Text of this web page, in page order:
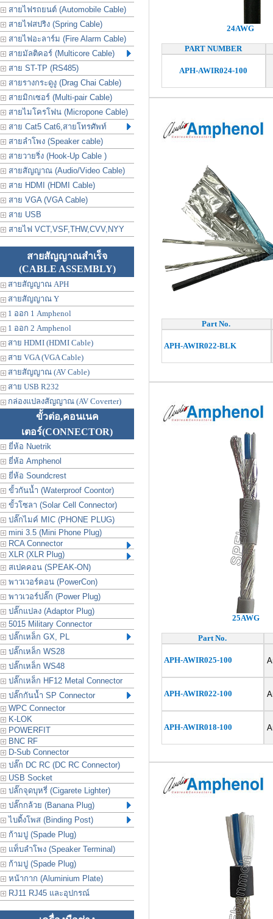
สายไฟรถยนต์ (Automobile Cable)
สายไฟสปริง (Spring Cable)
สายไฟอะลาร์ม (Fire Alarm Cable)
สายมัลติคอร์ (Multicore Cable)
สาย ST-TP (RS485)
สายรางกระดูงู (Drag Chai Cable)
สายมิกเซอร์ (Multi-pair Cable)
สายไมโครโฟน (Micropone Cable)
สาย Cat5 Cat6,สายโทรศัพท์
สายลำโพง (Speaker cable)
สายวายริ่ง (Hook-Up Cable )
สายสัญญาณ (Audio/Video Cable)
สาย HDMI (HDMI Cable)
สาย VGA (VGA Cable)
สาย USB
สายไฟ VCT,VSF,THW,CVV,NYY
สายสัญญาณสำเร็จ
(CABLE ASSEMBLY)
สายสัญญาณ APH
สายสัญญาณ Y
1 ออก 1 Amphenol
1 ออก 2 Amphenol
สาย HDMI (HDMI Cable)
สาย VGA (VGA Cable)
สายสัญญาณ (AV Cable)
สาย USB R232
กล่องแปลงสัญญาณ (AV Coverter)
ขั้วต่อ,คอนเนค
เตอร์(CONNECTOR)
ยี่ห้อ Nuetrik
ยี่ห้อ Amphenol
ยี่ห้อ Soundcrest
ขั้วกันน้ำ (Waterproof Coontor)
ขั้วโซลา (Solar Cell Connector)
ปลั๊กไมค์ MIC (PHONE PLUG)
mini 3.5 (Mini Phone Plug)
RCA Connector
XLR (XLR Plug)
สเปคคอน (SPEAK-ON)
พาวเวอร์คอน (PowerCon)
พาวเวอร์ปลั๊ก (Power Plug)
ปลั๊กแปลง (Adaptor Plug)
5015 Military Connector
ปลั๊กเหล็ก GX, PL
ปลั๊กเหล็ก WS28
ปลั๊กเหล็ก WS48
ปลั๊กเหล็ก HF12 Metal Connector
ปลั๊กกันน้ำ SP Connector
WPC Connector
K-LOK
POWERFIT
BNC RF
D-Sub Connector
ปลั๊ก DC RC (DC RC Connector)
USB Socket
ปลั๊กจุดบุหรี่ (Cigarete Lighter)
ปลั๊กกล้วย (Banana Plug)
ไบดิ้งโพส (Binding Post)
ก้ามปู (Spade Plug)
แท็บลำโพง (Speaker Terminal)
ก้ามปู (Spade Plug)
หน้ากาก (Aluminium Plate)
RJ11 RJ45 และอุปกรณ์
24AWG
PART NUMBER
APH-AWIR024-100
Part No.
APH-AWIR022-BLK
25AWG
Part No.
APH-AWIR025-100
APH-AWIR022-100
APH-AWIR018-100